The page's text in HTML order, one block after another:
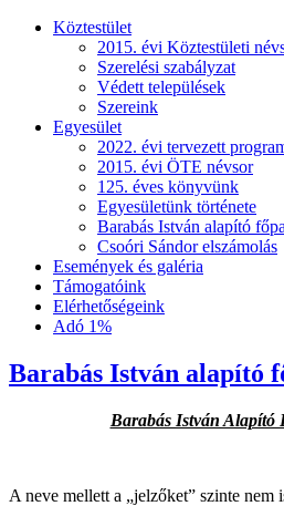
Köztestület
2015. évi Köztestületi
Szerelési szabályzat
Védett települések
Szereink
Egyesület
2022. évi tervezett
2015. évi ÖTE névsor
125. éves könyvünk
Egyesületünk története
Barabás István alapító
Csoóri Sándor elszámolás
Események és galéria
Támogatóink
Elérhetőségeink
Adó 1%
Barabás István alapító
Barabás István Alapító
A neve mellett a „jelzőket” szinte nem